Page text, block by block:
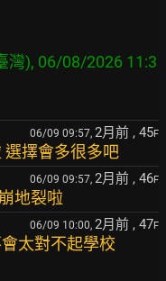
灣), 06/08/2026 11:3
06/09 09:57, 2月前 , 45F
選擇會多很多吧
06/09 09:57, 2月前 , 46F
地裂啦
06/09 10:00, 2月前 , 47F
太對不起學校